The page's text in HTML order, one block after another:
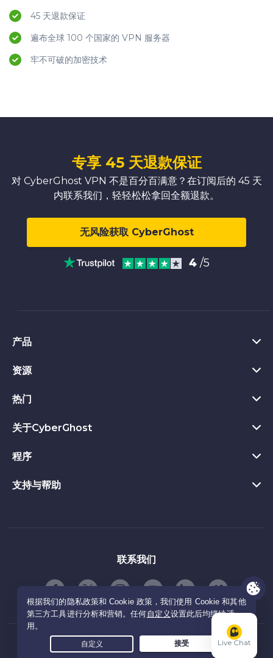
45 天退款保证
遍布全球 100 个国家的 VPN 服务器
牢不可破的加密技术
专享 45 天退款保证
对 CyberGhost VPN 不是百分百满意？在订阅后的 45 天
内联系我们，轻轻松松拿回全额退款。
无风险获取 CyberGhost
4 /5
产品
Windows VPN
Chrome VPN插件
Firefox VPN
Apple TV VPN应用
资源
什么是VPN
Privacy Hub
VPN的好处
热门
查看所有评价
VPN 免费试用
关于CyberGhost
关于CyberGhost
联系我们
程序
联盟计划
支持与帮助
联系我们
© 2026 CyberGhost S.R.L. Live Chat